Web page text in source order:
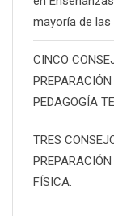
mayoría de
CINCO
PEDAGOGÍA
TRES
FÍSICA.